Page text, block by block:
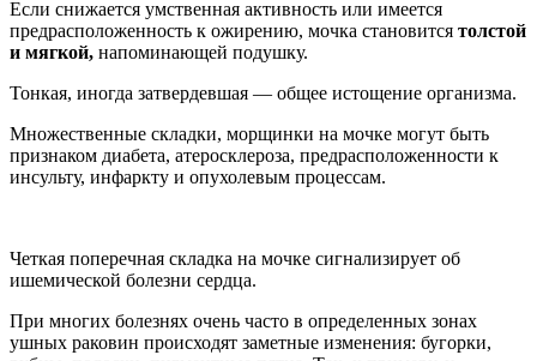
Если снижается умственная активность или имеется
предрасположенность к ожирению, мочка становится толстой
и мягкой, напоминающей подушку.
Тонкая, иногда затвердевшая — общее истощение организма.
Множественные складки, морщинки на мочке могут быть
признаком диабета, атеросклероза, предрасположенности к
инсульту, инфаркту и опухолевым процессам.
Четкая поперечная складка на мочке сигнализирует об
ишемической болезни сердца.
При многих болезнях очень часто в определенных зонах
ушных раковин происходят заметные изменения: бугорки,